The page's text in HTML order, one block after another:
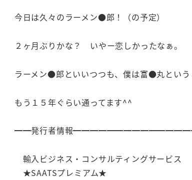
今日は久々のラーメン●郎！（の予定）
２ヶ月ぶりかな？ いやー恋しかったなぁ。
ラーメン●郎といいつつも、僕は富●丸という
もう１５年ぐらい通ってます^^
━━発行者情報
輸入ビジネス・コンサルティングサービス
★SAATSプレミアム★